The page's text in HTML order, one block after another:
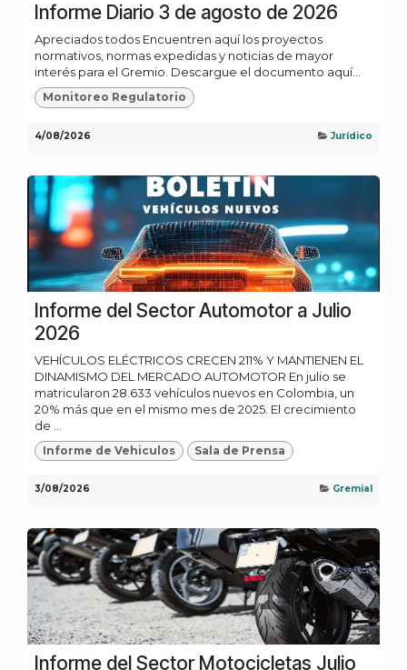
Informe Diario 3 de agosto de 2026
Apreciados todos Encuentren aquí los proyectos
normativos, normas expedidas y noticias de mayor
interés para el Gremio. Descargue el documento aquí...
Monitoreo Regulatorio
4/08/2026 Jurídico
Informe del Sector Automotor a Julio
2026
VEHÍCULOS ELÉCTRICOS CRECEN 211% Y MANTIENEN EL
DINAMISMO DEL MERCADO AUTOMOTOR En julio se
matricularon 28.633 vehículos nuevos en Colombia, un
20% más que en el mismo mes de 2025. El crecimiento
de ...
Informe de Vehiculos Sala de Prensa
3/08/2026 Gremial
Informe del Sector Motocicletas Julio